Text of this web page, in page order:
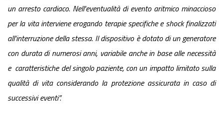
un arresto cardiaco. Nell'eventualità di evento aritmico minaccioso
per la vita interviene erogando terapie specifiche e shock finalizzati
all'interruzione della stessa. Il dispositivo è dotato di un generatore
con durata di numerosi anni, variabile anche in base alle necessità
e caratteristiche del singolo paziente, con un impatto limitato sulla
qualità di vita considerando la protezione assicurata in caso di
successivi eventi”.